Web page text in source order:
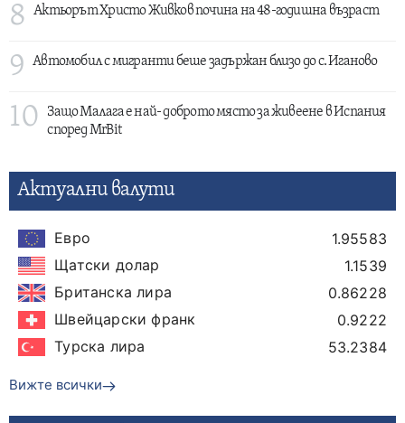
8 Актьорът Христо Живков почина на 48-годишна възраст
9 Автомобил с мигранти беше задържан близо до с. Иганово
10
Защо Малага е най- доброто място за живеене в Испания
според MrBit
Актуални валути
Евро
1.95583
Щатски долар
1.1539
Британска лира
0.86228
Швейцарски франк
0.9222
Турска лира
53.2384
Вижте всички